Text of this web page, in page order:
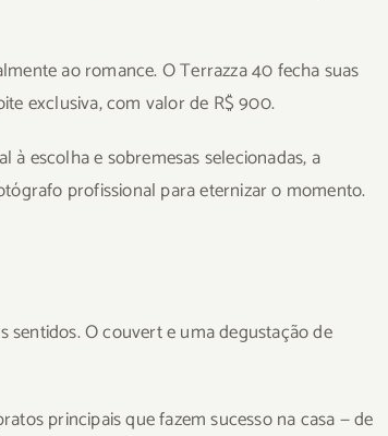
ao romance. O Terrazza 40 fecha suas
exclusiva, com valor de R$ 900.
escolha e sobremesas selecionadas, a
profissional para eternizar o momento.
O couvert e uma degustação de
principais que fazem sucesso na casa — de